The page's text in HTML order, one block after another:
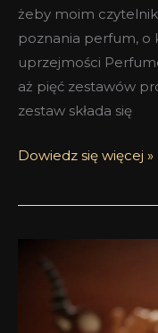
żeby moim
poznania perfum, o
uprzejmości
aż pięć zestawów
zestaw składa się
Dowiedz się więcej »
Ayanna
Maison
Incens